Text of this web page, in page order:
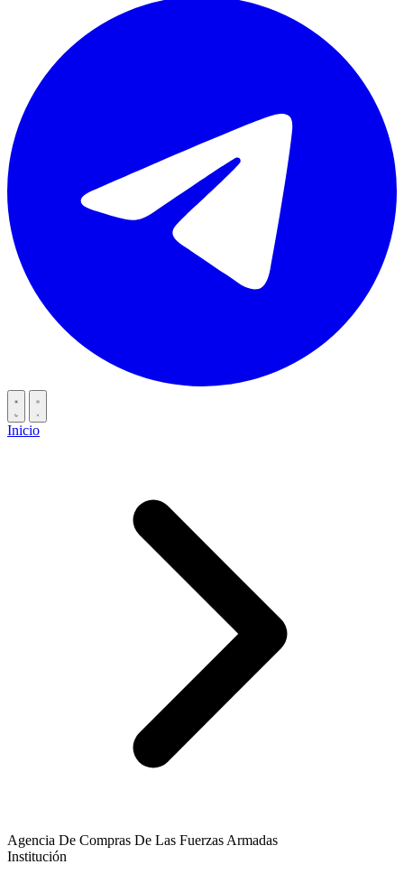
Inicio
Agencia De Compras De Las Fuerzas Armadas
Institución